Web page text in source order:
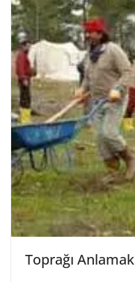
Toprağı Anlamak